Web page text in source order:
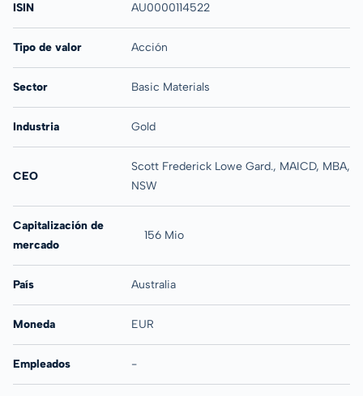
ISIN AU0000114522
Tipo de valor Acción
Sector Basic Materials
Industria Gold
CEO
Scott Frederick Lowe Gard., MAICD, MBA,
NSW
Capitalización de
mercado
156 Mio
País Australia
Moneda EUR
Empleados -